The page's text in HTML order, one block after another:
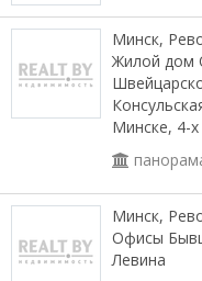
Минск,
Жилой дом
Минске, 4-
Минск,
Офисы
Левина